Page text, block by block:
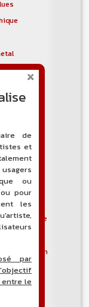
italien
de
et
ou
pour
les
par
le